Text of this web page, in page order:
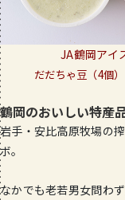
JA鶴岡アイ
だだちゃ豆（4個
鶴岡のおいしい特産
岩手・安比高原牧場の
ボ。
なかでも老若男女問わ